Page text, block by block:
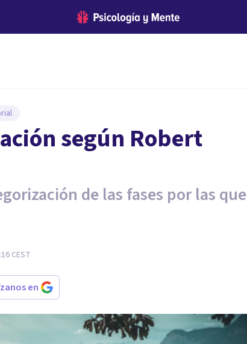
según Robert
de las fases por las que
CEST
en